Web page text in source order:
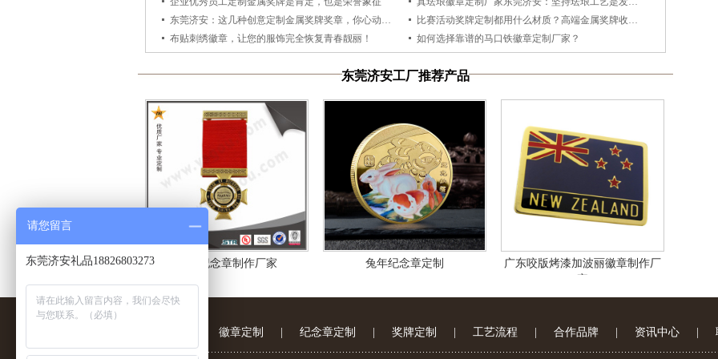
东莞济安：这几种创意定制金属奖牌奖章，你心动了吗？
比赛活动奖牌定制都用什么材质？高端金属奖牌收藏纪念价值日益凸显
布贴刺绣徽章，让您的服饰完全恢复青春靓丽！
如何选择靠谱的马口铁徽章定制厂家？
东莞济安工厂推荐产品
金属纪念章制作厂家 兔年纪念章定制
广东咬版烤漆加波丽徽章制作厂
徽章定制 纪念章定制 奖牌定制 工艺流程 合作品牌 资讯中心
请您留言
东莞济安礼品18826803273